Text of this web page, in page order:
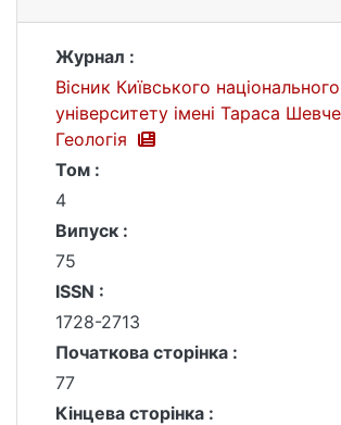
Журнал :
Вісник Київського національного
університету імені Тараса
Геологія
Том :
4
Випуск :
75
ISSN :
1728-2713
Початкова сторінка :
77
Кінцева сторінка :